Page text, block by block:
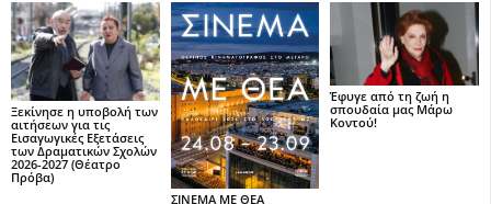
Ξεκίνησε η υποβολή των
αιτήσεων για τις
Εισαγωγικές Εξετάσεις
των Δραματικών Σχολών
2026-2027 (Θέατρο
Πρόβα)
ΣΙΝΕΜΑ ΜΕ ΘΕΑ
Έφυγε από τη ζωή η
σπουδαία μας Μάρω
Κοντού!